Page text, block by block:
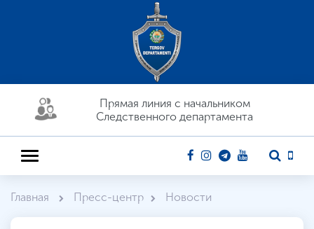
Прямая линия c начальником
Следственного департамента
Главная Пресс-центр Новости